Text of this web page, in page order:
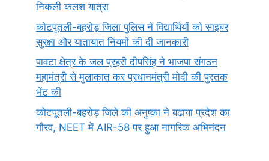
निकली कलश यात्रा
कोटपूतली-बहरोड़ जिला पुलिस ने विद्यार्थियों को साइबर
सुरक्षा और यातायात नियमों की दी जानकारी
पावटा क्षेत्र के जल प्रहरी दीपसिंह ने भाजपा संगठन
महामंत्री से मुलाकात कर प्रधानमंत्री मोदी की पुस्तक
भेंट की
कोटपूतली-बहरोड़ जिले की अनुष्का ने बढ़ाया प्रदेश का
गौरव, NEET में AIR-58 पर हुआ नागरिक अभिनंदन